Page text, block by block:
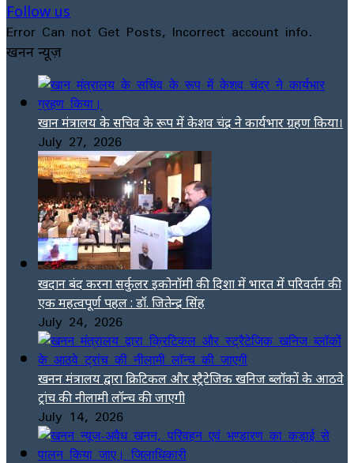
Follow us
Error Can not Get Posts, Incorrect account info.
खनन न्यूज़
खान मंत्रालय के सचिव के रूप में केशव चंद्र ने कार्यभार ग्रहण किया।
July 27, 2026
खदान बंद करना सर्कुलर इकोनॉमी की दिशा में भारत में परिवर्तन की
एक महत्वपूर्ण पहल : डॉ. जितेन्द्र सिंह
July 24, 2026
खनन मंत्रालय द्वारा क्रिटिकल और स्ट्रैटेजिक खनिज ब्लॉकों के आठवे
ट्रांच की नीलामी लॉन्च की जाएगी
July 14, 2026